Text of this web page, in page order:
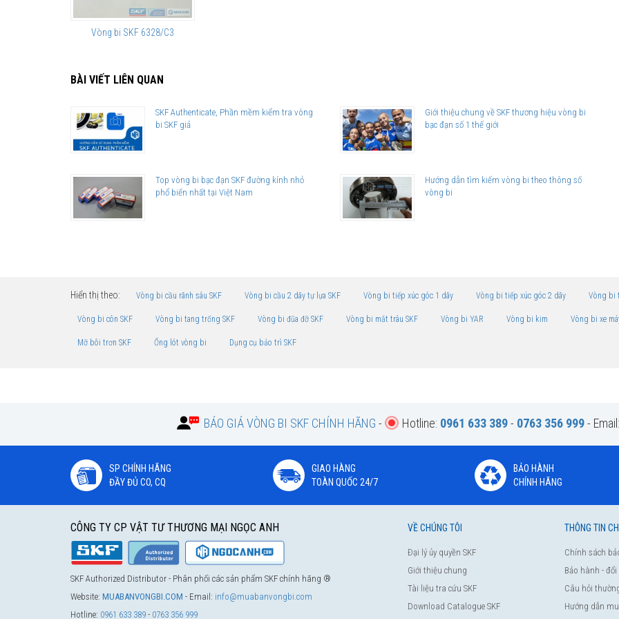
Vòng bi SKF 6328/C3
BÀI VIẾT LIÊN QUAN
SKF Authenticate, Phần mềm kiểm tra vòng
bi SKF giả
Giới thiệu chung về SKF thương hiệu vòng bi
bạc đạn số 1 thế giới
Top vòng bi bạc đạn SKF đường kính nhỏ
phổ biến nhất tại Việt Nam
Hướng dẫn tìm kiếm vòng bi theo thông số
vòng bi
Hiển thị theo: Vòng bi cầu rãnh sâu SKF Vòng bi cầu 2 dãy tự lựa SKF Vòng bi tiếp xúc góc 1 dãy Vòng bi tiếp xúc góc 2 dãy Vòng bi
Vòng bi côn SKF Vòng bi tang trống SKF Vòng bi đũa đỡ SKF Vòng bi mắt trâu SKF Vòng bi YAR Vòng bi kim Vòng bi xe
Mỡ bôi trơn SKF Ống lót vòng bi Dụng cụ bảo trì SKF
BÁO GIÁ VÒNG BI SKF CHÍNH HÃNG - Hotline: 0961 633 389- 0763 356 999- Email:
SP CHÍNH HÃNG
ĐẦY ĐỦ CO, CQ
GIAO HÀNG
TOÀN QUỐC 24/7
BẢO HÀNH
CHÍNH HÃNG
CÔNG TY CP VẬT TƯ THƯƠNG MẠI NGỌC ANH
SKF Authorized Distributor - Phân phối các sản phẩm SKF chính hãng ®
Website: MUABANVONGBI.COM - Email: info@muabanvongbi.com
Hotline: 0961 633 389 - 0763 356 999
VỀ CHÚNG TÔI
Đại lý ủy quyền SKF
Giới thiệu chung
Tài liệu tra cứu SKF
Download Catalogue SKF
THÔNG TIN
Chính sách
Bảo hành -
Câu hỏi
Hướng dẫn